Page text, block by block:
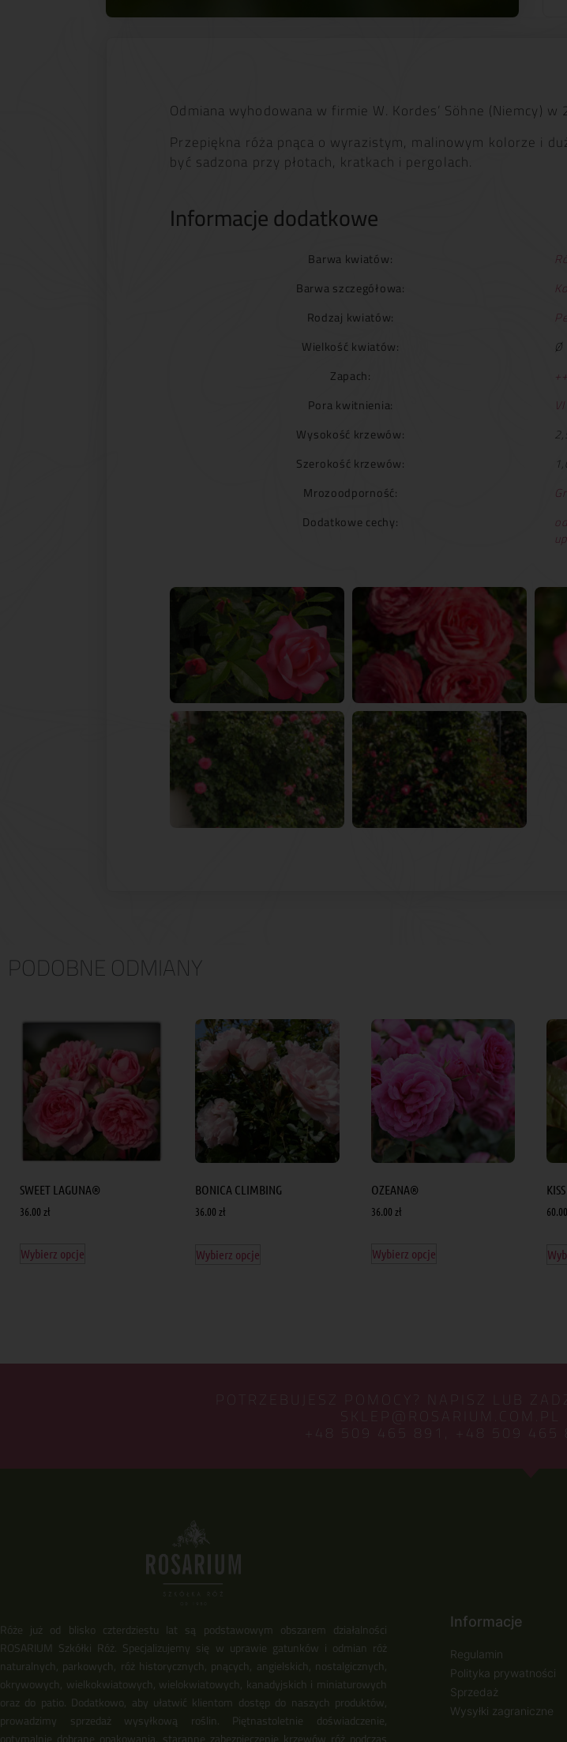
Odmiana wyhodowana w firmie W. Kordes’ Söhne (Niemcy)
Przepiękna róża pnąca o wyrazistym, malinowym kolorze i
być sadzona przy płotach, kratkach i pergolach.
Informacje dodatkowe
Barwa kwiatów:
Barwa szczegółowa:
Rodzaj kwiatów:
Wielkość kwiatów:
Ø
Zapach:
Pora kwitnienia:
Wysokość krzewów:
Szerokość krzewów:
Mrozoodporność:
Dodatkowe cechy:
PODOBNE ODMIANY
SWEET LAGUNA®
36.00 zł
Wybierz opcje
BONICA CLIMBING
36.00 zł
Wybierz opcje
OZEANA®
36.00 zł
Wybierz opcje
60.00
POTRZEBUJESZ POMOCY? NAPISZ LUB
SKLEP@ROSARIUM.COM.PL
+48 509 465 891, +48 509 465
Róże już od blisko czterdziestu lat są podstawowym obszarem działalności
ROSARIUM Szkółki Róż. Specjalizujemy się w uprawie gatunków i odmian róż
naturalnych, parkowych, róż historycznych, pnących, angielskich, nostalgicznych,
okrywowych, wielkokwiatowych, wielokwiatowych, kanadyjskich i miniaturowych
oraz do patio. Dodatkowo, aby ułatwić klientom dostęp do naszych produktów,
prowadzimy sprzedaż wysyłkową roślin. Piętnastoletnie doświadczenie,
Informacje
Regulamin
Polityka prywatności
Sprzedaż
Wysyłki zagraniczne